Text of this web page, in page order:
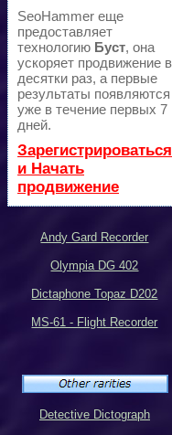
SeoHammer еще
предоставляет
технологию Буст, она
ускоряет продвижение в
десятки раз, а первые
результаты появляются
уже в течение первых 7
дней.
Зарегистрироваться
и Начать
продвижение
Andy Gard Recorder
Olympia DG 402
Dictaphone Topaz D202
MS-61 - Flight Recorder
Detective Dictograph